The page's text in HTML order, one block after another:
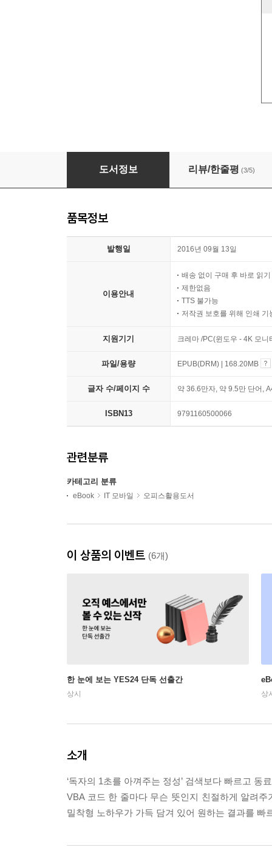
엑셀 2016 매크로&VBA [기본+회사실무] 무작
도서정보 리뷰/한줄평 (3/5)
품목정보
발행일 2016년 09월 13일
이용안내
배송 없이 구매 후 바로 읽기
제한없음
TTS 불가능
저작권 보호를 위해 인쇄 기
지원기기 크레마 /PC(윈도우 - 4K 모
파일/용량 EPUB(DRM) | 168.20MB
글자 수/페이지 수 약 36.6만자, 약 9.5만 단어,
ISBN13 9791160500066
관련분류
카테고리 분류
eBook IT 모바일 오피스활용도서
이 상품의 이벤트 (6개)
한 눈에 보는 YES24 단독 선출간
상시 상
소개
‘독자의 1초를 아껴주는 정성’ 검색보다 빠르고 동
VBA 코드 한 줄마다 무슨 뜻인지 친절하게 알려
밀착형 노하우가 가득 담겨 있어 원하는 결과를 빠